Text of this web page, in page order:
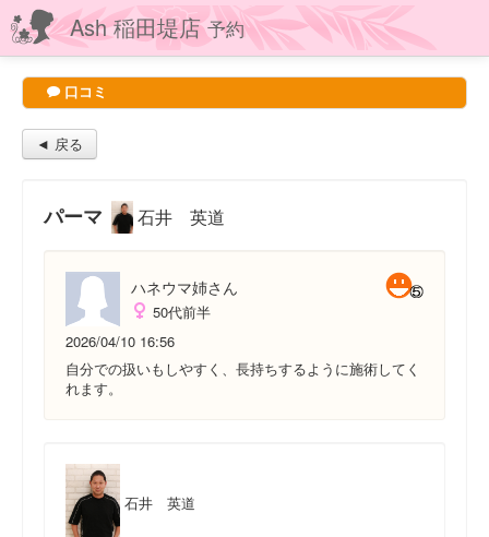
Ash 稲田堤店予約
口コミ
◄ 戻る
パーマ 石井 英道
ハネウマ姉さん
50代前半
2026/04/10 16:56
自分での扱いもしやすく、長持ちするように施術してく
れます。
石井 英道